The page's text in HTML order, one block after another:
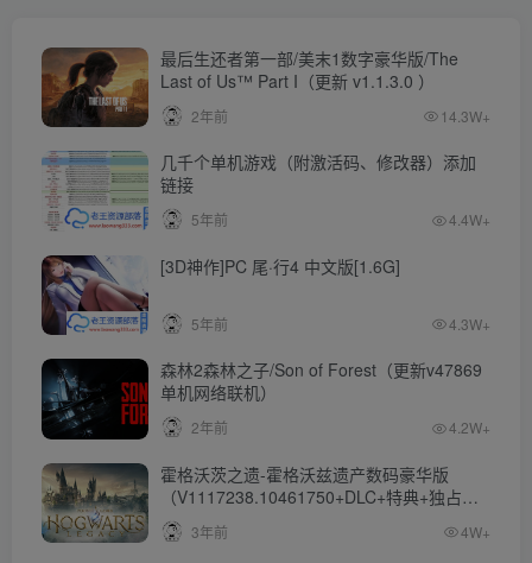
最后生还者第一部/美末1数字豪华版/The
Last of Us™ Part I（更新 v1.1.3.0 ）
2年前 14.3W+
几千个单机游戏（附激活码、修改器）添加
链接
5年前 4.4W+
[3D神作]PC 尾·行4 中文版[1.6G]
5年前 4.3W+
森林2森林之子/Son of Forest（更新v47869
单机网络联机）
2年前 4.2W+
霍格沃茨之遗-霍格沃兹遗产数码豪华版
（V1117238.10461750+DLC+特典+独占内
容）
3年前 4W+